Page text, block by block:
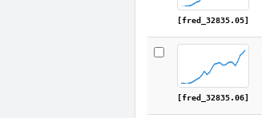
[fred_32835.05]
[fred_32835.06]